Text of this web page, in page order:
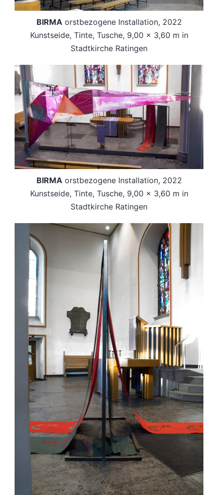
BIRMAorstbezogene Installation, 2022
Kunstseide, Tinte, Tusche, 9,00 x 3,60 m in
Stadtkirche Ratingen
BIRMA orstbezogene Installation, 2022
Kunstseide, Tinte, Tusche, 9,00 x 3,60 m in
Stadtkirche Ratingen